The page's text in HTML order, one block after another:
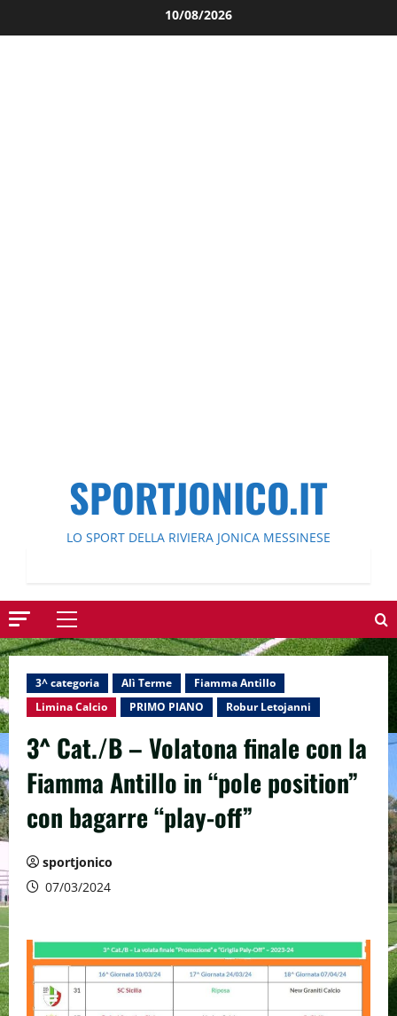
al
10/08/2026
SPORTJONICO.IT
LO SPORT DELLA RIVIERA JONICA MESSINESE
Menu
principale
3^ categoria Alì Terme
Fiamma Antillo
Limina Calcio
PRIMO PIANO Robur Letojanni
3^ Cat./B – Volatona finale con la
Fiamma Antillo in “pole position”
con bagarre “play-off”
sportjonico
07/03/2024